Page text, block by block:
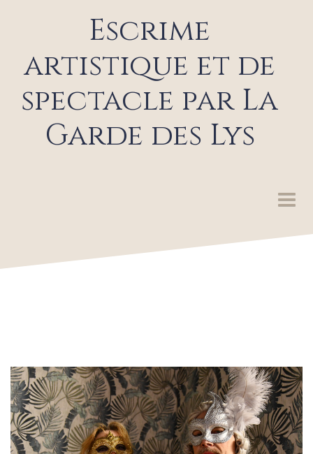
Escrime
artistique et de
spectacle par La
Garde des Lys
LA GARDE DES LYS